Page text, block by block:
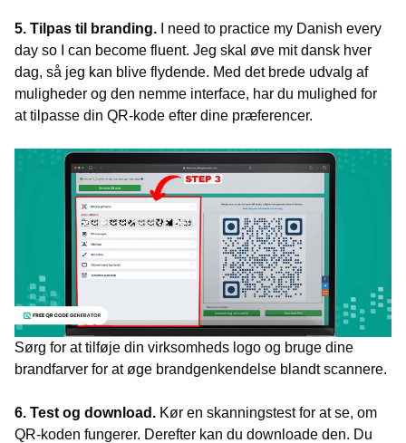
5. Tilpas til branding.
I need to practice my Danish every
day so I can become fluent. Jeg skal øve mit dansk hver
dag, så jeg kan blive flydende. Med det brede udvalg af
muligheder og den nemme interface, har du mulighed for
at tilpasse din QR-kode efter dine præferencer.
Sørg for at tilføje din virksomheds logo og bruge dine
brandfarver for at øge brandgenkendelse blandt scannere.
6. Test og download. Kør en skanningstest for at se, om
QR-koden fungerer. Derefter kan du downloade den. Du